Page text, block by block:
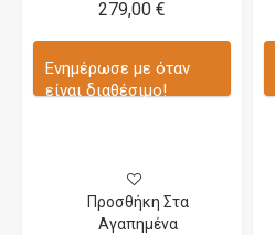
279,00 €
Ενημέρωσε με όταν
είναι διαθέσιμο!
Προσθήκη Στα
Αγαπημένα